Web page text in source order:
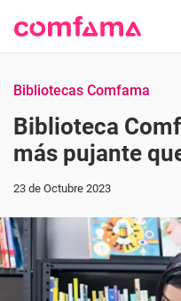
Bibliotecas Comfama
Biblioteca
más pujante
23 de Octubre 2023